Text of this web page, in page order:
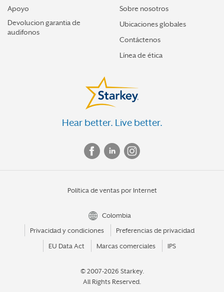
Apoyo
Devolucion garantia de
audifonos
Sobre nosotros
Ubicaciones globales
Contáctenos
Línea de ética
Hear better. Live better.
Política de ventas por Internet
Colombia
Privacidad y condiciones
Preferencias de privacidad
EU Data Act Marcas comerciales IPS
© 2007-2026 Starkey.
All Rights Reserved.